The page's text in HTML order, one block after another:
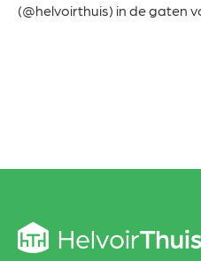
(@helvoirthuis) in de gaten